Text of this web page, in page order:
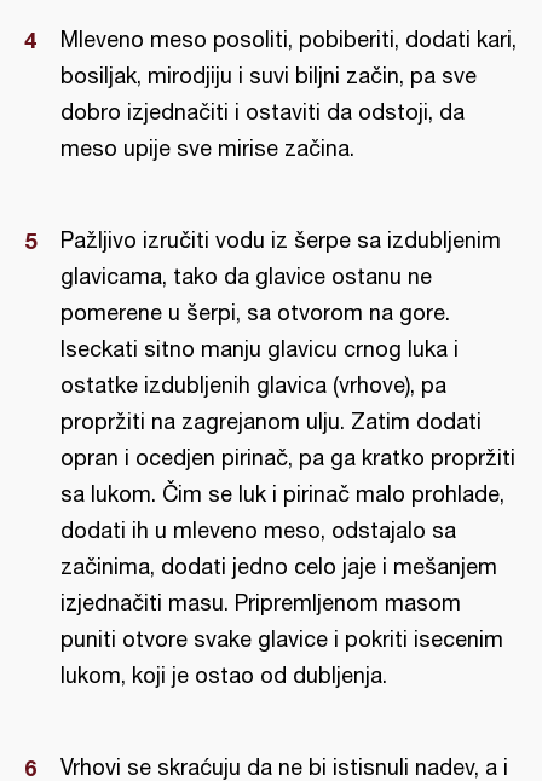
Mleveno meso posoliti, pobiberiti, dodati kari,
bosiljak, mirodjiju i suvi biljni začin, pa sve
dobro izjednačiti i ostaviti da odstoji, da
meso upije sve mirise začina.
Pažljivo izručiti vodu iz šerpe sa izdubljenim
glavicama, tako da glavice ostanu ne
pomerene u šerpi, sa otvorom na gore.
Iseckati sitno manju glavicu crnog luka i
ostatke izdubljenih glavica (vrhove), pa
propržiti na zagrejanom ulju. Zatim dodati
opran i ocedjen pirinač, pa ga kratko propržiti
sa lukom. Čim se luk i pirinač malo prohlade,
dodati ih u mleveno meso, odstajalo sa
začinima, dodati jedno celo jaje i mešanjem
izjednačiti masu. Pripremljenom masom
puniti otvore svake glavice i pokriti isecenim
lukom, koji je ostao od dubljenja.
Vrhovi se skraćuju da ne bi istisnuli nadev, a i